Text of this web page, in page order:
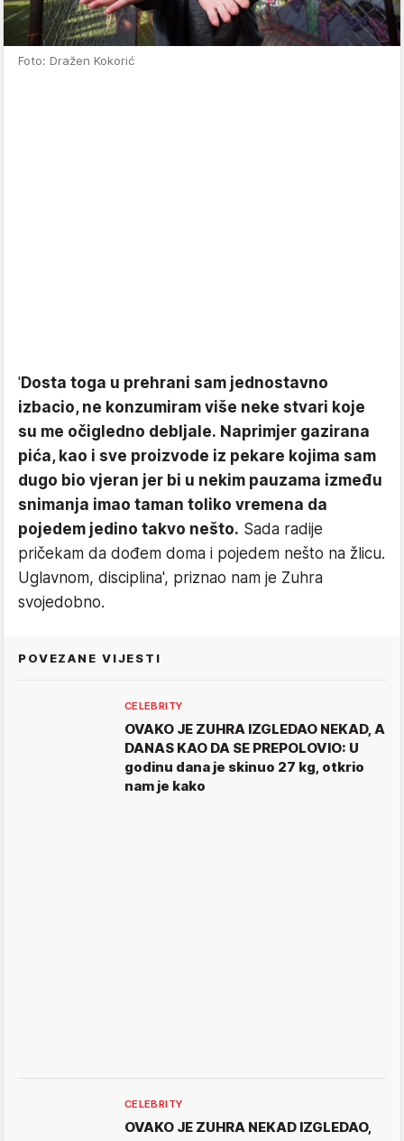
Foto: Dražen Kokorić
'Dosta toga u prehrani sam jednostavno
izbacio, ne konzumiram više neke stvari koje
su me očigledno debljale. Naprimjer gazirana
pića, kao i sve proizvode iz pekare kojima sam
dugo bio vjeran jer bi u nekim pauzama između
snimanja imao taman toliko vremena da
pojedem jedino takvo nešto. Sada radije
pričekam da dođem doma i pojedem nešto na žlicu.
Uglavnom, disciplina', priznao nam je Zuhra
svojedobno.
POVEZANE VIJESTI
CELEBRITY
OVAKO JE ZUHRA IZGLEDAO NEKAD, A
DANAS KAO DA SE PREPOLOVIO: U
godinu dana je skinuo 27 kg, otkrio
nam je kako
CELEBRITY
OVAKO JE ZUHRA NEKAD IZGLEDAO,